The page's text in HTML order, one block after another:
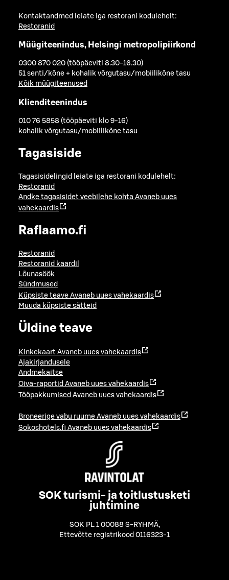
Kontaktandmed leiate iga restorani kodulehelt:
Restoranid
Müügiteenindus, Helsingi metropolipiirkond
0300 870 020 (tööpäeviti 8.30-16.30)
51 senti/kõne + kohalik võrgutasu/mobiilikõne tasu
Kõik müügiteenused
Klienditeenindus
010 76 5858 (tööpäeviti klo 9-16)
kohalik võrgutasu/mobiilikõne tasu
Tagasiside
Tagasisidelingid leiate iga restorani kodulehelt:
Restoranid
Andke tagasisidet veebilehe kohta Avaneb uues
vahekaardis
Raflaamo.fi
Restoranid
Restoranid kaardil
Lõunasöök
Sündmused
Küpsiste teave Avaneb uues vahekaardis
Muuda küpsiste sätteid
Üldine teave
Kinkekaart Avaneb uues vahekaardis
Ajakirjandusele
Andmekaitse
Oiva-raportid Avaneb uues vahekaardis
Tööpakkumised Avaneb uues vahekaardis
Broneerige vabu ruume Avaneb uues vahekaardis
Sokoshotels.fi Avaneb uues vahekaardis
SOK turismi- ja toitlustusketi
juhtimine
SOK PL 1 00088 S-RYHMÄ,
Ettevõtte registrikood 0116323-1